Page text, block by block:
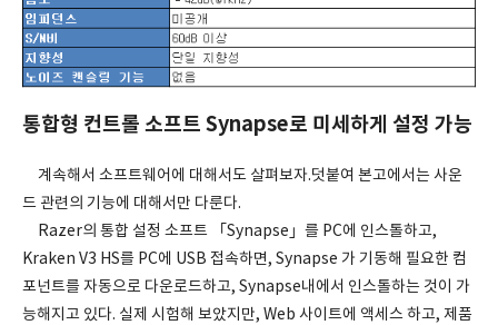
통합형 컨트롤 소프트 Synapse로 미세하게 설정 가능
계속해서 소프트웨어에 대해서도 살펴보자.덧붙여 본고에서는 사운
드 관련의 기능에 대해서만 다룬다.
Razer의 통합 설정 소프트 「Synapse」를 PC에 인스톨하고,
Kraken V3 HS를 PC에 USB 접속하면, Synapse 가 기동해 필요한 컴
포넌트를 자동으로 다운로드하고, Synapse내에서 인스톨하는 것이 가
능해지고 있다. 실제 시험해 보았지만, Web 사이트에 액세스 하고, 제품